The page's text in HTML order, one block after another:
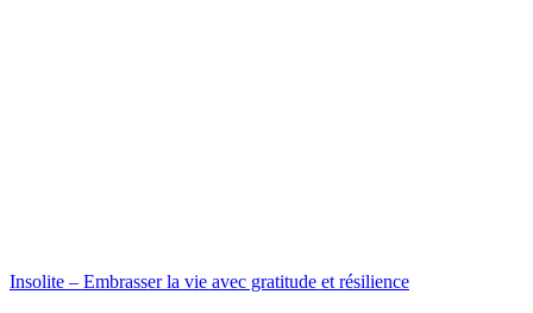
Insolite – Embrasser la vie avec gratitude et résilience